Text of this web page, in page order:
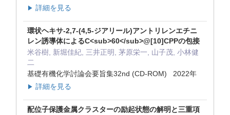
▶ 詳細を見る
環状ヘキサ-2,7-(4,5-ジアリール)アントリレンエチニ
レン誘導体によるC<sub>60</sub>@[10]CPPの包接
米谷樹, 新堀佳紀, 三井正明, 茅原栄一, 山子茂, 小林健
二
基礎有機化学討論会要旨集32nd (CD-ROM) 2022年
▶ 詳細を見る
配位子保護金属クラスターの励起状態の解明と三重項